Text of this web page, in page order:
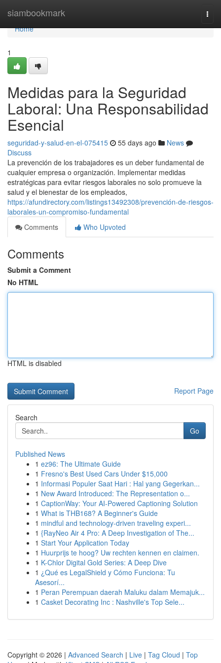
siambookmark
Home
Home
1
Medidas para la Seguridad
Laboral: Una Responsabilidad
Esencial
seguridad-y-salud-en-el-075415 55 days ago
News
Discuss
La prevención de los trabajadores es un deber fundamental de
cualquier empresa o organización. Implementar medidas
estratégicas para evitar riesgos laborales no solo promueve la
salud y el bienestar de los empleados,
https://afundirectory.com/listings13492308/prevención-de-riesgos-
laborales-un-compromiso-fundamental
Comments
Who Upvoted
Comments
Submit a Comment
No HTML
HTML is disabled
Report Page
Search
Go
Published News
1 ez96: The Ultimate Guide
1 Fresno's Best Used Cars Under $15,000
1 Informasi Populer Saat Hari : Hal yang Gegerkan...
1 New Award Introduced: The Representation o...
1 CaptionWay: Your AI-Powered Captioning Solution
1 What is THB168? A Beginner's Guide
1 mindful and technology-driven traveling experi...
1 {RayNeo Air 4 Pro: A Deep Investigation of The...
1 Start Your Application Today
1 Huurprijs te hoog? Uw rechten kennen en claimen.
1 K-Chlor Digital Gold Series: A Deep Dive
1 ¿Qué es LegalShield y Cómo Funciona: Tu
Asesorí...
1 Peran Perempuan daerah Maluku dalam Memajuk...
1 Casket Decorating Inc : Nashville's Top Sele...
Copyright © 2026 | Advanced Search | Live | Tag Cloud | Top